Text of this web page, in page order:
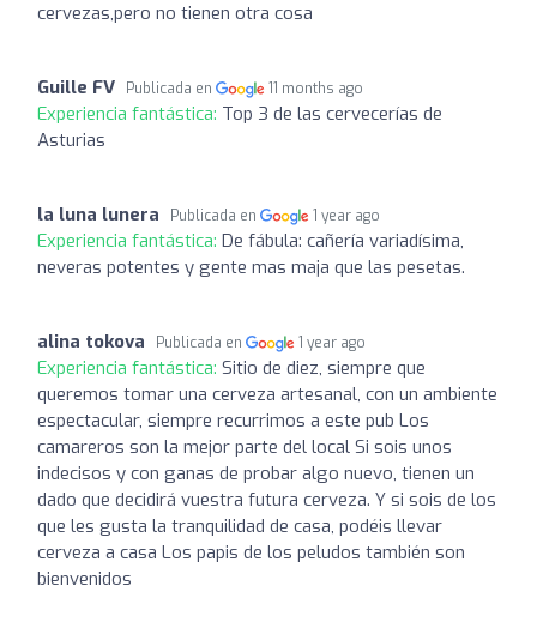
cervezas,pero no tienen otra cosa
Guille FV Publicada en 11 months ago
Experiencia fantástica: Top 3 de las cervecerías de
Asturias
la luna lunera Publicada en 1 year ago
Experiencia fantástica: De fábula: cañería variadísima,
neveras potentes y gente mas maja que las pesetas.
alina tokova Publicada en 1 year ago
Experiencia fantástica: Sitio de diez, siempre que
queremos tomar una cerveza artesanal, con un ambiente
espectacular, siempre recurrimos a este pub Los
camareros son la mejor parte del local Si sois unos
indecisos y con ganas de probar algo nuevo, tienen un
dado que decidirá vuestra futura cerveza. Y si sois de los
que les gusta la tranquilidad de casa, podéis llevar
cerveza a casa Los papis de los peludos también son
bienvenidos